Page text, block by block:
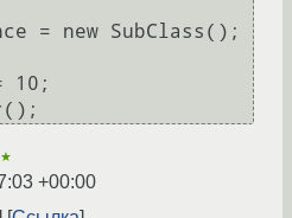
= new SubClass();
10;
+00:00